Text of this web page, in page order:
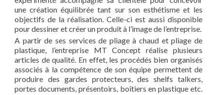
une création équilibrée tant sur son esthétisme et les
objectifs de la réalisation. Celle-ci est aussi disponible
pour dessiner et créer un produit à l’image de l’entreprise.
A partir de ses services de pliage à chaud et pliage de
plastique, l’entreprise MT Concept réalise plusieurs
articles de qualité. En effet, les procédés bien organisés
associés à la compétence de son équipe permettent de
produire des gardes protecteurs, des shelfs talkers,
portes documents, présentoirs, boîtiers en plastique etc.